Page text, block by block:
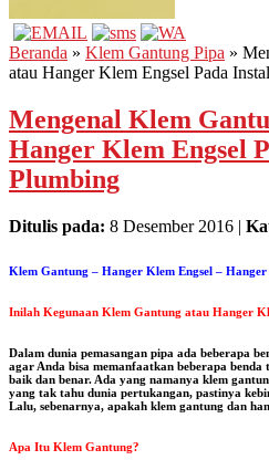
Beranda » Klem Gantung Pipa »
atau Hanger Klem Engsel Pada
Mengenal Klem
Hanger Klem Engsel
Plumbing
Ditulis pada: 8 Desember 2016 |
Klem Gantung – Hanger Klem Engsel –
Inilah Kegunaan Klem Gantung atau Hanger
Dalam dunia pemasangan pipa ada beberapa
agar Anda bisa memanfaatkan beberapa benda
baik dan benar. Ada yang namanya klem
yang tak tahu dunia pertukangan, pastinya
Lalu, sebenarnya, apakah klem gantung dan
Apa Itu Klem Gantung?